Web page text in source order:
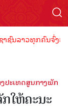
ນລາວທຸກຄົນຈົ່ງພ້ອ
ປະເທດສູນກາງພັກ
ໃຫ້ຄະນະ